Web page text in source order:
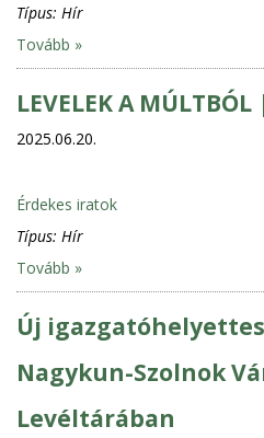
Típus: Hír
Tovább »
LEVELEK A
2025.06.20.
Érdekes iratok
Típus: Hír
Tovább »
Új igazgatóhelyettes
Nagykun-Szolnok
Levéltárában